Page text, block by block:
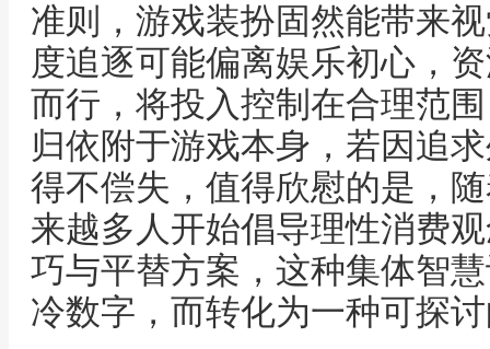
准则，游戏装扮固然能带来
度追逐可能偏离娱乐初心，
而行，将投入控制在合理范
归依附于游戏本身，若因追
得不偿失，值得欣慰的是，
来越多人开始倡导理性消费
巧与平替方案，这种集体智
冷数字，而转化为一种可探